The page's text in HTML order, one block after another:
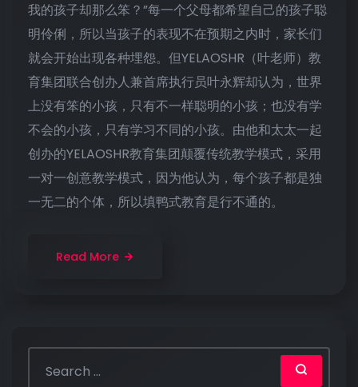
我的孩子却那么笨？”每一个父母都希望自己的孩子聪
明伶俐，所以当孩子的表现不在预期之内时，家长们
就会开始出现各种埋怨。但YELAOSHR（叶老师）教
育集团联合创办人兼首席执行员叶永辉却认为，世界
上没有笨的小孩，只有不一样聪明的小孩；也没有学
不会的小孩，只有学习不同的小孩。由他和太太一起
创办的YELAOSHR教育集团颠覆传统教学模式，采用
一对一创意教学模式，因为他认为，每个孩子都是独
一无二的个体，所以填鸭式教育是行不通的。
Read More